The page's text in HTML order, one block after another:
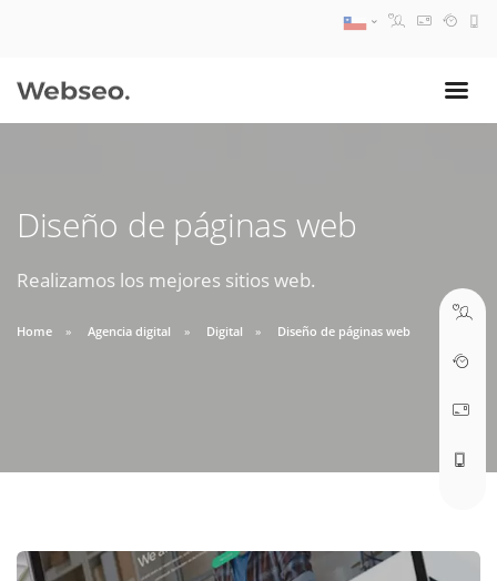
Diseño de páginas web
Realizamos los mejores sitios web.
Home Agencia digital Digital Diseño de páginas web
09:30 AM A 18:30 PM
soporte@webseo.cl